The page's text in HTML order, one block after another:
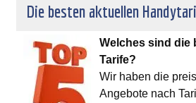
Die besten aktuellen
Welches sind die
Tarife?
Wir haben die
Angebote nach